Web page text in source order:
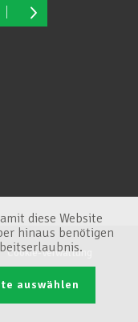
Cookie-Verwaltung
diese Website
hinaus benötigen
auswählen